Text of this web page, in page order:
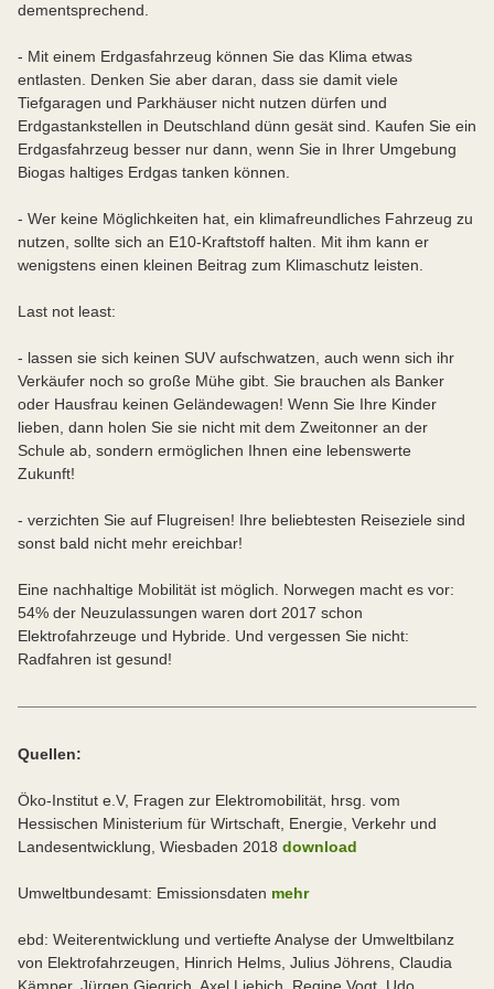
dementsprechend.
- Mit einem Erdgasfahrzeug können Sie das Klima etwas
entlasten. Denken Sie aber daran, dass sie damit viele
Tiefgaragen und Parkhäuser nicht nutzen dürfen und
Erdgastankstellen in Deutschland dünn gesät sind. Kaufen Sie ein
Erdgasfahrzeug besser nur dann, wenn Sie in Ihrer Umgebung
Biogas haltiges Erdgas tanken können.
- Wer keine Möglichkeiten hat, ein klimafreundliches Fahrzeug zu
nutzen, sollte sich an E10-Kraftstoff halten. Mit ihm kann er
wenigstens einen kleinen Beitrag zum Klimaschutz leisten.
Last not least:
- lassen sie sich keinen SUV aufschwatzen, auch wenn sich ihr
Verkäufer noch so große Mühe gibt. Sie brauchen als Banker
oder Hausfrau keinen Geländewagen! Wenn Sie Ihre Kinder
lieben, dann holen Sie sie nicht mit dem Zweitonner an der
Schule ab, sondern ermöglichen Ihnen eine lebenswerte
Zukunft!
- verzichten Sie auf Flugreisen! Ihre beliebtesten Reiseziele sind
sonst bald nicht mehr ereichbar!
Eine nachhaltige Mobilität ist möglich. Norwegen macht es vor:
54% der Neuzulassungen waren dort 2017 schon
Elektrofahrzeuge und Hybride. Und vergessen Sie nicht:
Radfahren ist gesund!
Quellen:
Öko-Institut e.V, Fragen zur Elektromobilität, hrsg. vom
Hessischen Ministerium für Wirtschaft, Energie, Verkehr und
Landesentwicklung, Wiesbaden 2018 download
Umweltbundesamt: Emissionsdaten mehr
ebd: Weiterentwicklung und vertiefte Analyse der Umweltbilanz
von Elektrofahrzeugen, Hinrich Helms, Julius Jöhrens, Claudia